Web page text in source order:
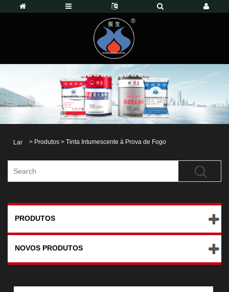
Lar > Produtos > Tinta Intumescente à Prova de Fogo
PRODUTOS
NOVOS PRODUTOS